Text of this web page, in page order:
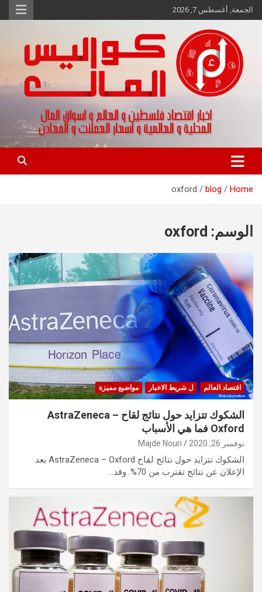
Skip
to
الجمعة, أغسطس 7, 2026
كواليس المال
اخبار اقتصاد فلسطين و العالم و تقارير اسواق المال و العملات
Home
blog
oxford
الوسم: oxford
اقتصاد العالم ل شريط الاخبار مواضيع مميزة
الشكوك تتزايد حول نتائج لقاح AstraZeneca –
Oxford فما هي الأسباب
نوفمبر 26, 2020 Majde Nouri
الشكوك تتزايد حول نتائج لقاح AstraZeneca – Oxford بعد
الإعلان عن نتائج تقترب من 70%. وقد…